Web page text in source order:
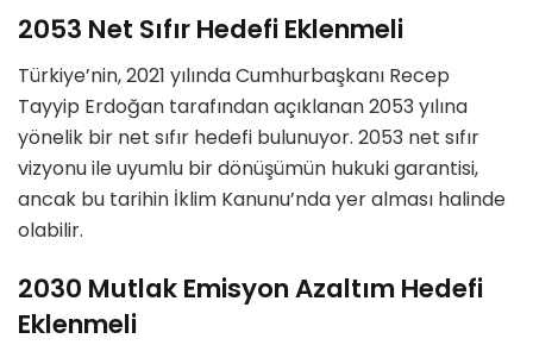
2053 Net Sıfır Hedefi Eklenmeli
Türkiye’nin, 2021 yılında Cumhurbaşkanı Recep
Tayyip Erdoğan tarafından açıklanan 2053 yılına
yönelik bir net sıfır hedefi bulunuyor. 2053 net sıfır
vizyonu ile uyumlu bir dönüşümün hukuki garantisi,
ancak bu tarihin İklim Kanunu’nda yer alması halinde
olabilir.
2030 Mutlak Emisyon Azaltım Hedefi
Eklenmeli